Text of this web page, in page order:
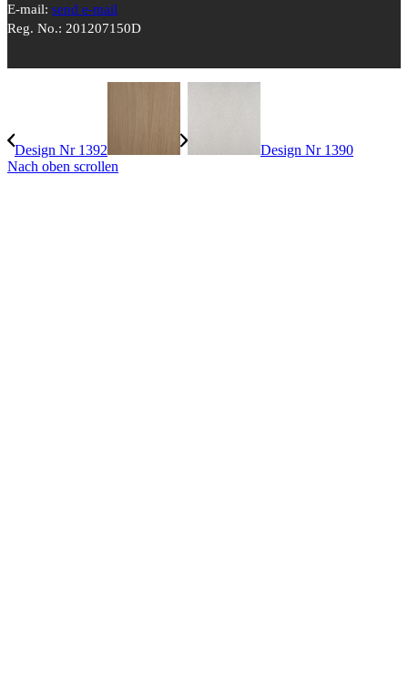
E-mail: send e-mail
Reg. No.: 201207150D
Design Nr 1392
Design Nr 1390
Nach oben scrollen